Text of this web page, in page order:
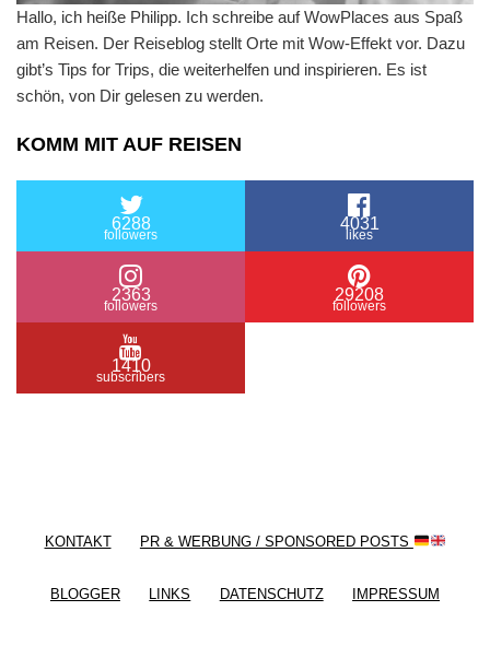
Hallo, ich heiße Philipp. Ich schreibe auf WowPlaces aus Spaß
am Reisen. Der Reiseblog stellt Orte mit Wow-Effekt vor. Dazu
gibt’s Tips for Trips, die weiterhelfen und inspirieren. Es ist
schön, von Dir gelesen zu werden.
KOMM MIT AUF REISEN
6288
followers
4031
likes
2363
followers
29208
followers
1410
subscribers
KONTAKT PR & WERBUNG / SPONSORED POSTS
BLOGGER LINKS DATENSCHUTZ IMPRESSUM